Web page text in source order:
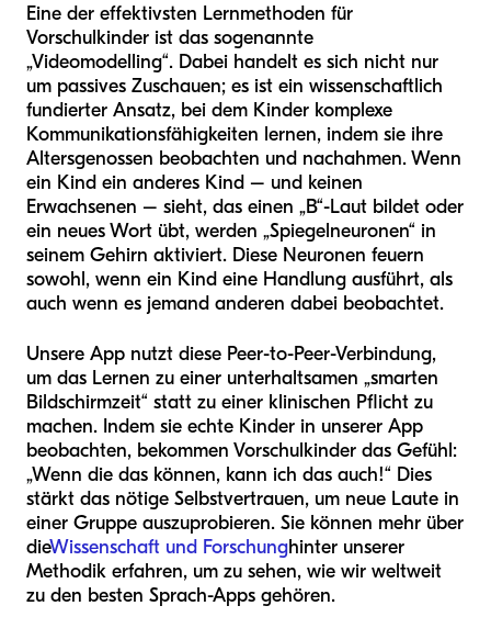
Eine der effektivsten Lernmethoden für
Vorschulkinder ist das sogenannte
„Videomodelling“. Dabei handelt es sich nicht nur
um passives Zuschauen; es ist ein wissenschaftlich
fundierter Ansatz, bei dem Kinder komplexe
Kommunikationsfähigkeiten lernen, indem sie ihre
Altersgenossen beobachten und nachahmen. Wenn
ein Kind ein anderes Kind – und keinen
Erwachsenen – sieht, das einen „B“-Laut bildet oder
ein neues Wort übt, werden „Spiegelneuronen“ in
seinem Gehirn aktiviert. Diese Neuronen feuern
sowohl, wenn ein Kind eine Handlung ausführt, als
auch wenn es jemand anderen dabei beobachtet.
Unsere App nutzt diese Peer-to-Peer-Verbindung,
um das Lernen zu einer unterhaltsamen „smarten
Bildschirmzeit“ statt zu einer klinischen Pflicht zu
machen. Indem sie echte Kinder in unserer App
beobachten, bekommen Vorschulkinder das Gefühl:
„Wenn die das können, kann ich das auch!“ Dies
stärkt das nötige Selbstvertrauen, um neue Laute in
einer Gruppe auszuprobieren. Sie können mehr über
dieWissenschaft und Forschunghinter unserer
Methodik erfahren, um zu sehen, wie wir weltweit
zu den besten Sprach-Apps gehören.